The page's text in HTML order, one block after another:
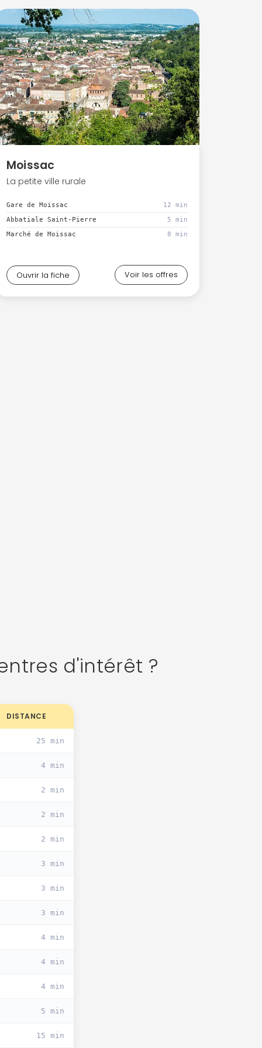
Moissac
La petite ville rurale
Gare de Moissac
12 min
Abbatiale Saint-Pierre
5 min
Marché de Moissac
8 min
Ouvrir la fiche Voir les offres
d'intérêt ?
DISTANCE
25 min
4 min
2 min
2 min
2 min
3 min
3 min
3 min
4 min
4 min
4 min
5 min
15 min